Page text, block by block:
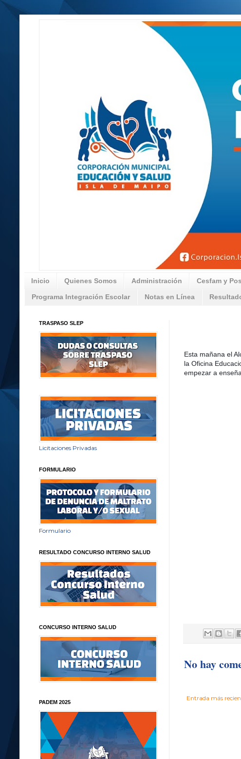
Inicio Quienes Somos Administración Cesfam y
Programa Integración Escolar Notas en Línea
Esta mañana el
la Oficina
empezar a
No hay
Entrada más
TRASPASO SLEP
Licitaciones Privadas
FORMULARIO
Formulario
RESULTADO CONCURSO INTERNO SALUD
CONCURSO INTERNO SALUD
PADEM 2025